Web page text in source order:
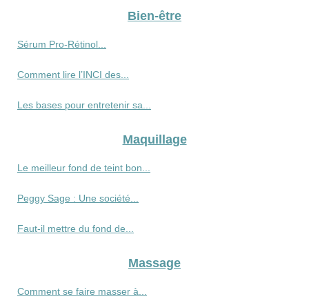
Bien-être
Sérum Pro‑Rétinol...
Comment lire l’INCI des...
Les bases pour entretenir sa...
Maquillage
Le meilleur fond de teint bon...
Peggy Sage : Une société...
Faut-il mettre du fond de...
Massage
Comment se faire masser à...